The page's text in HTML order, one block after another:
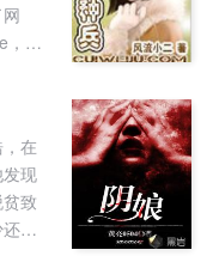
在
现
致
不